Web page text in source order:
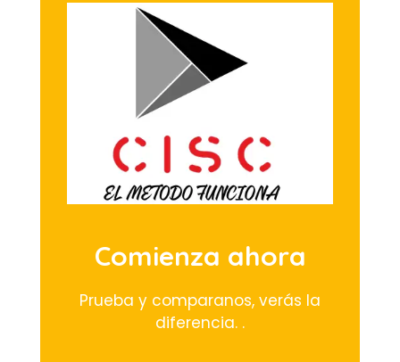
Comienza ahora
Prueba y comparanos, verás la
diferencia. .